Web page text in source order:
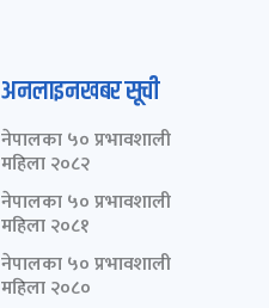
अनलाइनखबर सूची
नेपालका ५० प्रभावशाली
महिला २०८२
नेपालका ५० प्रभावशाली
महिला २०८१
नेपालका ५० प्रभावशाली
महिला २०८०